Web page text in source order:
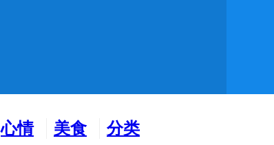
心情
美食
分类